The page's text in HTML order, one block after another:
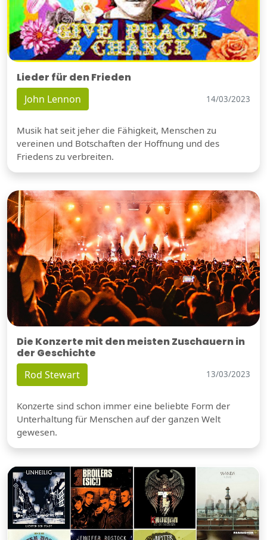
Lieder für den Frieden
John Lennon 14/03/2023
Musik hat seit jeher die Fähigkeit, Menschen zu
vereinen und Botschaften der Hoffnung und des
Friedens zu verbreiten.
Die Konzerte mit den meisten Zuschauern in
der Geschichte
Rod Stewart 13/03/2023
Konzerte sind schon immer eine beliebte Form der
Unterhaltung für Menschen auf der ganzen Welt
gewesen.